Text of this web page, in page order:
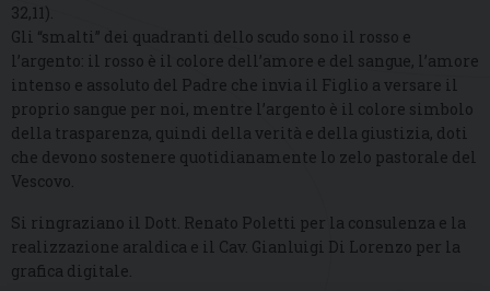
32,11).
Gli “smalti” dei quadranti dello scudo sono il rosso e
l’argento: il rosso è il colore dell’amore e del sangue, l’amore
intenso e assoluto del Padre che invia il Figlio a versare il
proprio sangue per noi, mentre l’argento è il colore simbolo
della trasparenza, quindi della verità e della giustizia, doti
che devono sostenere quotidianamente lo zelo pastorale del
Vescovo.
Si ringraziano il Dott. Renato Poletti per la consulenza e la
realizzazione araldica e il Cav. Gianluigi Di Lorenzo per la
grafica digitale.